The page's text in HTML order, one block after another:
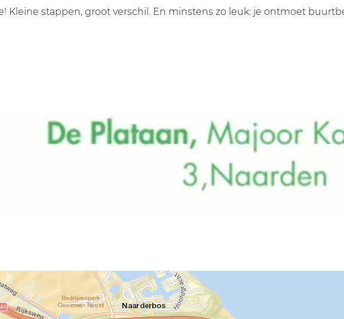
Kleine stappen, groot verschil. En minstens zo leuk: je ontmoet